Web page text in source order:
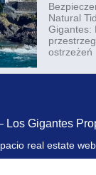
Natural
Gigantes:
ostrzeżeń
Los Gigantes
real estate